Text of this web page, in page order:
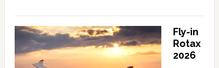
Fly-in
Rotax
2026